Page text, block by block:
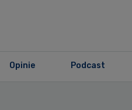
Opinie Podcast